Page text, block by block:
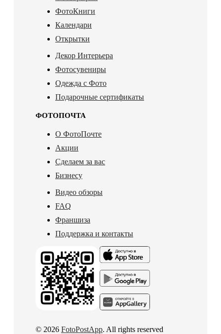
ФотоКниги
Календари
Открытки
Декор Интерьера
Фотосувениры
Одежда с Фото
Подарочные сертификаты
ФОТОПОЧТА
О ФотоПочте
Акции
Сделаем за вас
Бизнесу
Видео обзоры
FAQ
Франшиза
Поддержка и контакты
© 2026 FotoPostApp. All rights reserved